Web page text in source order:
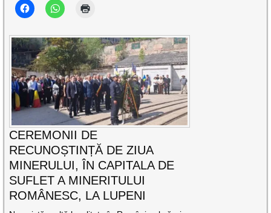
CEREMONII DE
RECUNOȘTINȚĂ DE ZIUA
MINERULUI, ÎN CAPITALA DE
SUFLET A MINERITULUI
ROMÂNESC, LA LUPENI